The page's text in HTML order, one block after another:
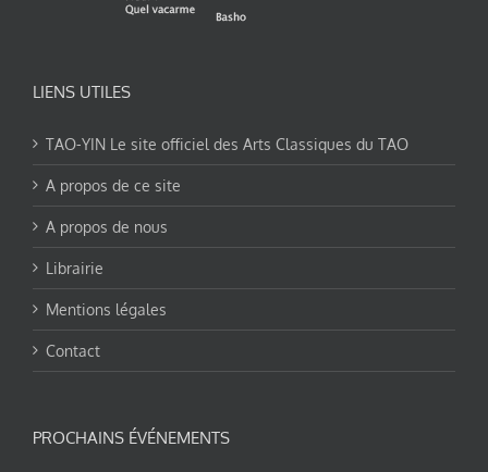
LIENS UTILES
TAO-YIN Le site officiel des Arts Classiques du TAO
A propos de ce site
A propos de nous
Librairie
Mentions légales
Contact
PROCHAINS ÉVÉNEMENTS